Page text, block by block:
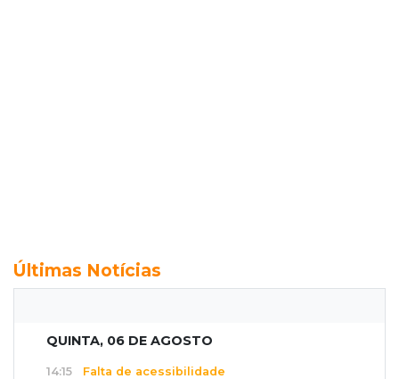
Últimas Notícias
QUINTA, 06 DE AGOSTO
14:15 Falta de acessibilidade